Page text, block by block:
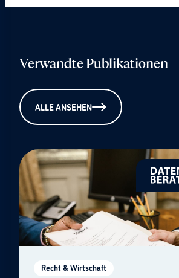
Verwandte Publikationen
ALLE ANSEHEN
Recht & Wirtschaft